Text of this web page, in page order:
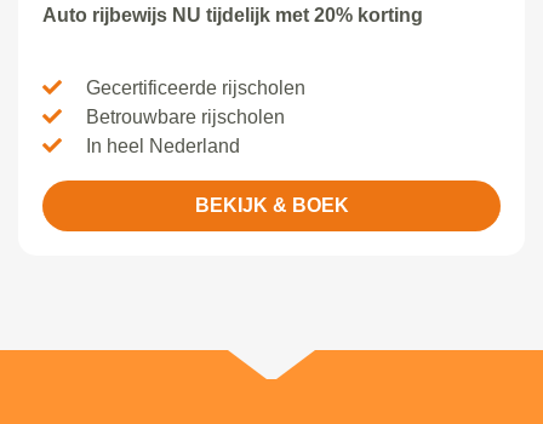
Auto rijbewijs NU tijdelijk met 20% korting
Gecertificeerde rijscholen
Betrouwbare rijscholen
In heel Nederland
BEKIJK & BOEK